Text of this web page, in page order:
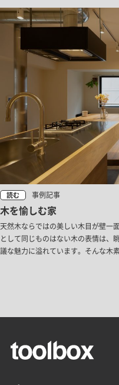
読む 事例記事
木を愉しむ家
天然木ならではの美しい木目が壁一
として同じものはない木の表情は、
議な魅力に溢れています。そんな木